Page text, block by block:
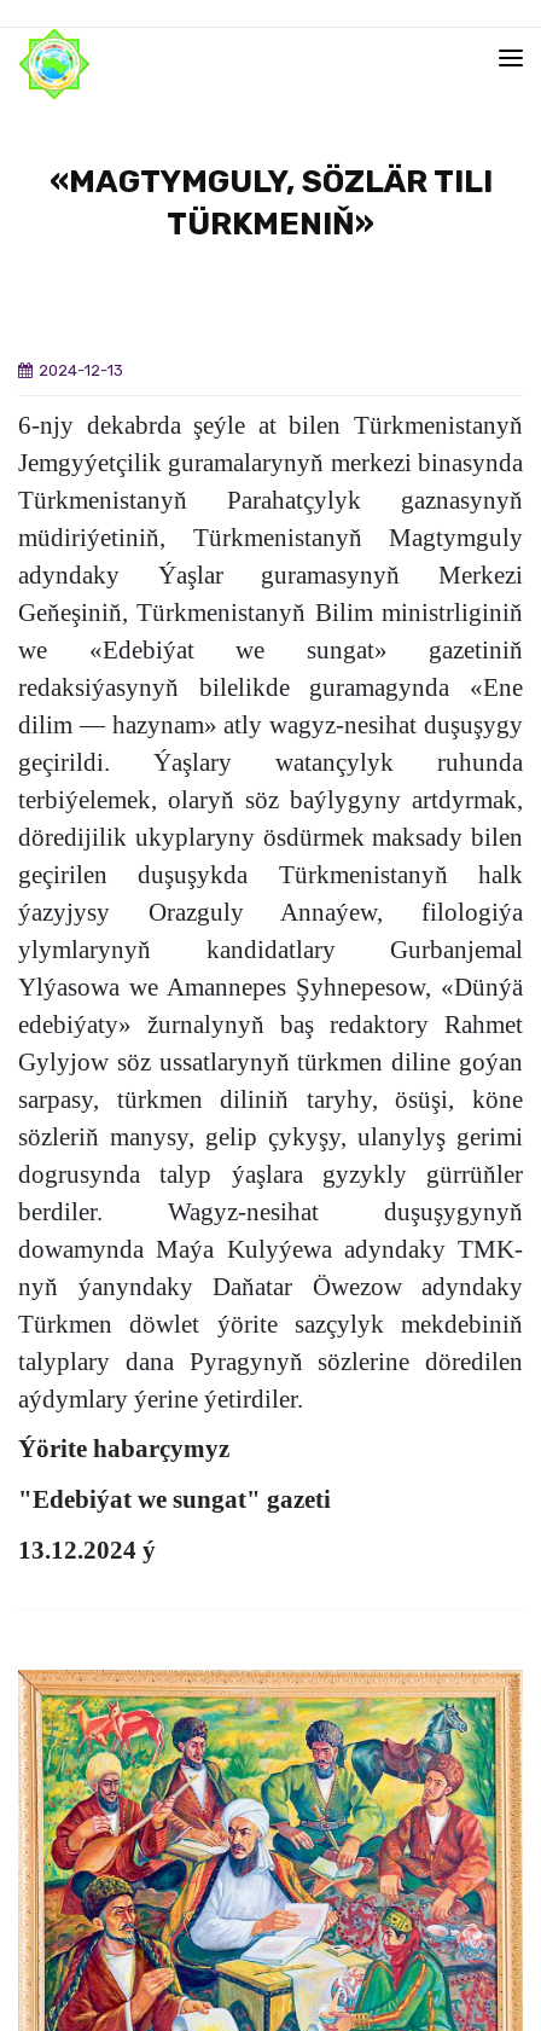
«MAGTYMGULY, SÖZLÄR TILI
TÜRKMENIŇ»
2024-12-13
6-njy dekabrda şeýle at bilen Türkmenistanyň
Jemgyýetçilik guramalarynyň merkezi binasynda
Türkmenistanyň Parahatçylyk gaznasynyň
müdiriýetiniň, Türkmenistanyň Magtymguly
adyndaky Ýaşlar guramasynyň Merkezi
Geňeşiniň, Türkmenistanyň Bilim ministrliginiň
we «Edebiýat we sungat» gazetiniň
redaksiýasynyň bilelikde guramagynda «Ene
dilim — hazynam» atly wagyz-nesihat duşuşygy
geçirildi. Ýaşlary watançylyk ruhunda
terbiýelemek, olaryň söz baýlygyny artdyrmak,
döredijilik ukyplaryny ösdürmek maksady bilen
geçirilen duşuşykda Türkmenistanyň halk
ýazyjysy Orazguly Annaýew, filologiýa
ylymlarynyň kandidatlary Gurbanjemal
Ylýasowa we Amannepes Şyhnepesow, «Dünýä
edebiýaty» žurnalynyň baş redaktory Rahmet
Gylyjow söz ussatlarynyň türkmen diline goýan
sarpasy, türkmen diliniň taryhy, ösüşi, köne
sözleriň manysy, gelip çykyşy, ulanylyş gerimi
dogrusynda talyp ýaşlara gyzykly gürrüňler
berdiler. Wagyz-nesihat duşuşygynyň
dowamynda Maýa Kulyýewa adyndaky TMK-
nyň ýanyndaky Daňatar Öwezow adyndaky
Türkmen döwlet ýörite sazçylyk mekdebiniň
talyplary dana Pyragynyň sözlerine döredilen
aýdymlary ýerine ýetirdiler.
Ýörite habarçymyz
"Edebiýat we sungat" gazeti
13.12.2024 ý